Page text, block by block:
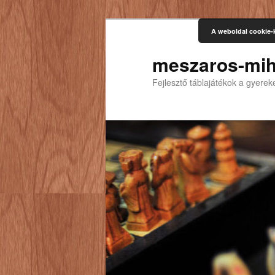
meszaros-
Fejlesztő táblajátékok a
A weboldal